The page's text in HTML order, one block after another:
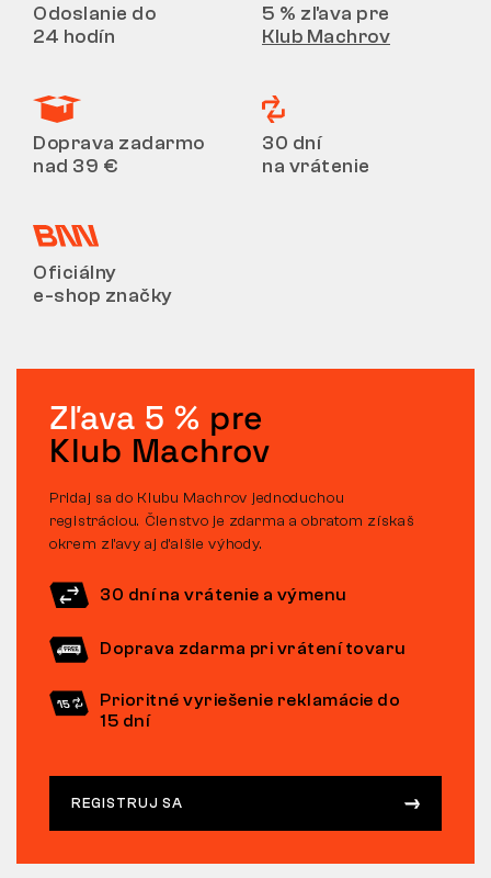
Odoslanie do
24 hodín
5 % zľava pre
Klub Machrov
Doprava zadarmo
nad 39 €
30 dní
na vrátenie
Oficiálny
e-shop značky
Zľava 5 % pre
Klub Machrov
Pridaj sa do Klubu Machrov jednoduchou
registráciou. Členstvo je zdarma a obratom získaš
okrem zľavy aj ďalšie výhody.
30 dní na vrátenie a výmenu
Doprava zdarma pri vrátení tovaru
Prioritné vyriešenie reklamácie do
15 dní
REGISTRUJ SA